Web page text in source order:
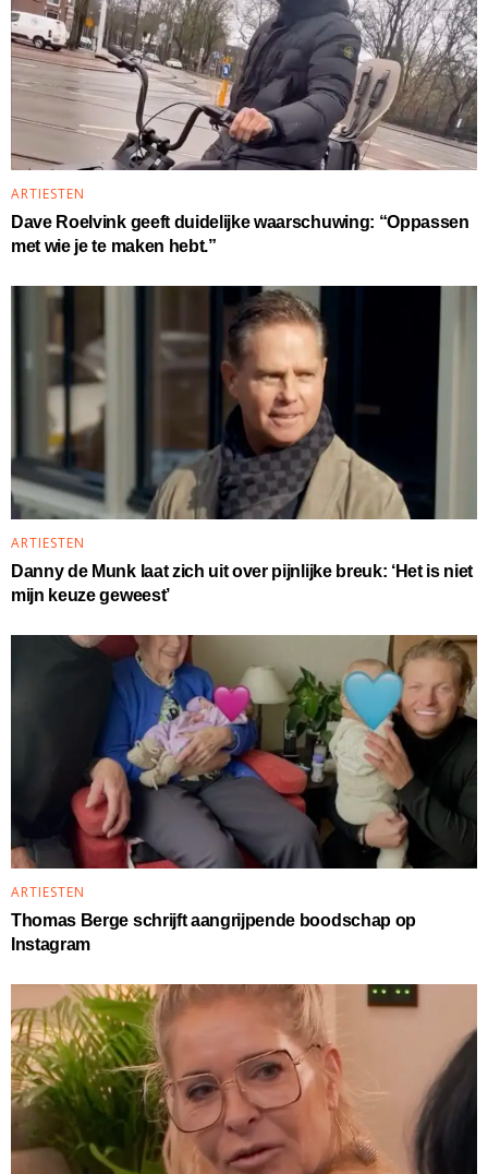
ARTIESTEN
Dave Roelvink geeft duidelijke waarschuwing: “Oppassen
met wie je te maken hebt.”
ARTIESTEN
Danny de Munk laat zich uit over pijnlijke breuk: ‘Het is niet
mijn keuze geweest’
ARTIESTEN
Thomas Berge schrijft aangrijpende boodschap op
Instagram